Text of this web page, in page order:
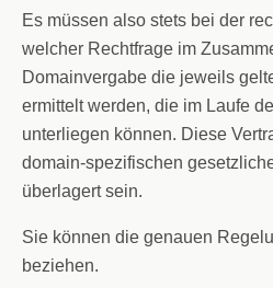
Es müssen also stets bei der
welcher Rechtfrage im
Domainvergabe die jeweils
ermittelt werden, die im Laufe
unterliegen können. Diese
domain-spezifischen
überlagert sein.
Sie können die genauen
beziehen.